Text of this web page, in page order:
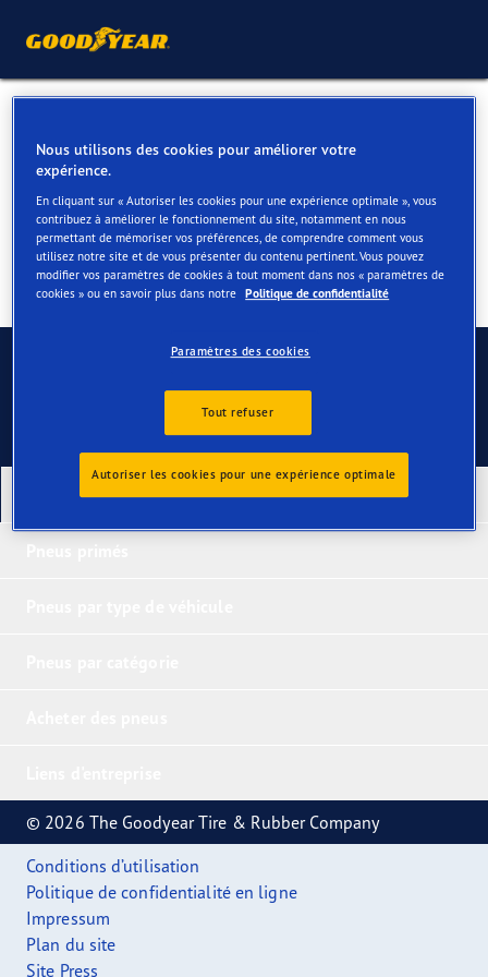
124 Spider
Nos derniers produits
© 2026 The Goodyear Tire & Rubber Company
Conditions d’utilisation
Politique de confidentialité en ligne
Impressum
Plan du site
Site Press
Nous utilisons des cookies pour améliorer votre
expérience.
En cliquant sur « Autoriser les cookies pour une expérience optimale », vous
contribuez à améliorer le fonctionnement du site, notamment en nous
permettant de mémoriser vos préférences, de comprendre comment vous
utilisez notre site et de vous présenter du contenu pertinent. Vous pouvez
modifier vos paramètres de cookies à tout moment dans nos « paramètres de
cookies » ou en savoir plus dans notre Politique de confidentialité
Paramètres des cookies
Tout refuser
Autoriser les cookies pour une expérience optimale